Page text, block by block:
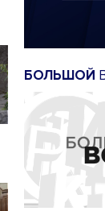
БОЛЬШОЙ